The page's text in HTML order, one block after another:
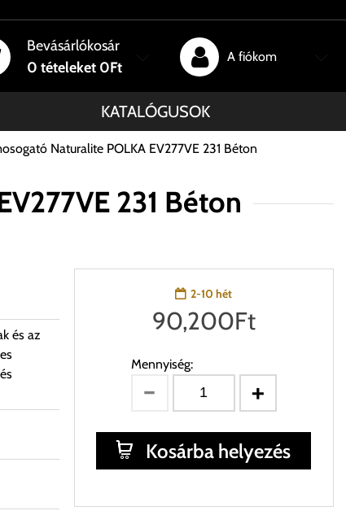
Bevásárlókosár
0 tételeket 0Ft
A fiókom
KATALÓGUSOK
Naturalite POLKA EV277VE 231 Béton
231 Béton
és az
2-10 hét
90,200Ft
Mennyiség:
Kosárba helyezés